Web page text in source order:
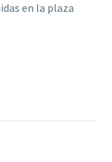
en la plaza